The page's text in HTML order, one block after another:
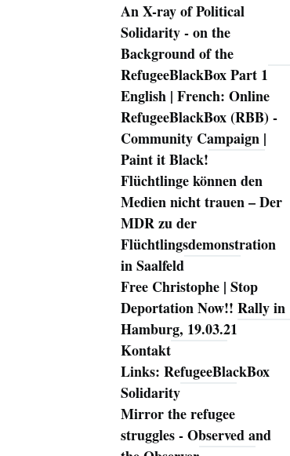
Navigation
An X-ray of Political
Solidarity - on the
Background of the
RefugeeBlackBox Part 1
English | French: Online
RefugeeBlackBox (RBB) -
Community Campaign |
Paint it Black!
Flüchtlinge können den
Medien nicht trauen – Der
MDR zu der
Flüchtlingsdemonstration
in Saalfeld
Free Christophe | Stop
Deportation Now!! Rally in
Hamburg, 19.03.21
Kontakt
Links: RefugeeBlackBox
Solidarity
Mirror the refugee
struggles - Observed and